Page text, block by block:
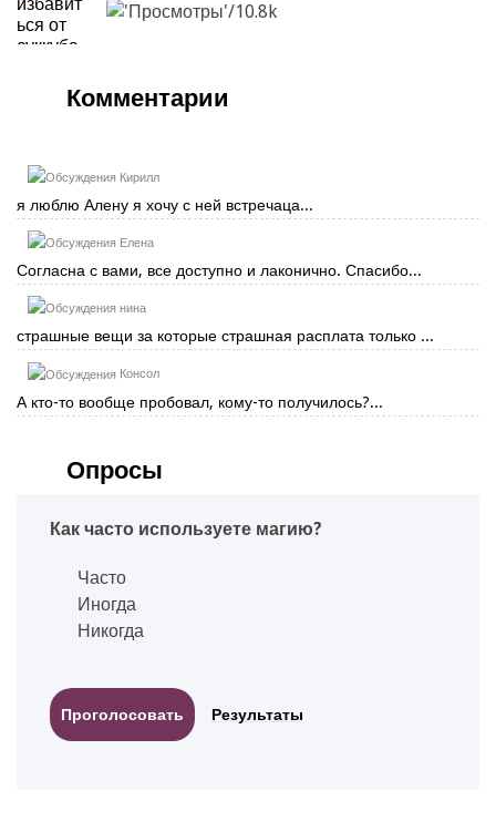
10.8k
Комментарии
Кирилл
я люблю Алену я хочу с ней встречаца...
Елена
Согласна с вами, все доступно и лаконично. Спасибо...
нина
страшные вещи за которые страшная расплата только ...
Консол
А кто-то вообще пробовал, кому-то получилось?...
Опросы
Как часто используете магию?
Часто
Иногда
Никогда
Результаты